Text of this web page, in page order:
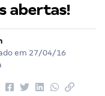
abertas!
em 27/04/16